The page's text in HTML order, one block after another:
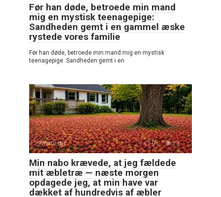
Før han døde, betroede min mand
mig en mystisk teenagepige:
Sandheden gemt i en gammel æske
rystede vores familie
Før han døde, betroede min mand mig en mystisk
teenagepige: Sandheden gemt i en
Smarte dyr 0 13
Min nabo krævede, at jeg fældede
mit æbletræ — næste morgen
opdagede jeg, at min have var
dækket af hundredvis af æbler